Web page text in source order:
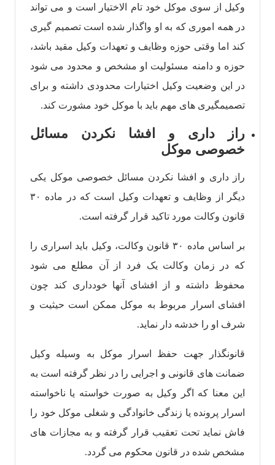
وکیل از سوی موکل خود تام الاختیار است و می تواند
در همه اموری که به او واگذار شده است تصمیم گیری
کند اما وقتی حوزه وظایف و تعهدات وکیل مقید باشد،
حوزه و دامنه مسئولیت او مشخص و محدود می شود
در این وضعیت وکیل اختیارات محدودی داشته و برای
تصمیمگیری های مهم باید با موکل خود مشورت کند.
راز داری و افشا نکردن مسائل
خصوصی موکل
راز داری و افشا نکردن مسائل خصوصی موکل یکی
دیگر از وظایف و تعهدات وکیل است که در ماده ۳۰
قانون وکالت مورد تاکید قرار گرفته است.
بر اساس ماده ۳۰ قانون وکالت، وکیل باید اسراری را
که در زمان وکالت یک فرد از آن مطلع می شود
محفوظ داشته و از افشای آنها خودداری کند چون
افشای اسرار مربوط به موکل ممکن است حیثیت و
شرف او را خدشه دار نماید.
قانونگذار جهت حفظ اسرار موکل به وسیله وکیل
ضمانت های قانونی و اجرایی را در نظر گرفته است به
این معنا که اگر وکیل به صورت خواسته یا ناخواسته
اسرار پرونده یا زندگی خانوادگی و شغلی موکل خود را
فاش نماید تحت تعقیب قرار گرفته و به مجازات های
مشخص شده در قانون محکوم می گردد.